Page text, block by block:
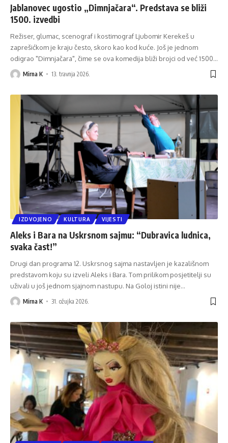
Jablanovec ugostio „Dimnjačara“. Predstava se bliži
1500. izvedbi
Režiser, glumac, scenograf i kostimograf Ljubomir Kerekeš u
zaprešićkom je kraju često, skoro kao kod kuće. Još je jednom
odigrao "Dimnjačara", čime se ova komedija bliži brojci od već 1500…
Mirna K 13. travnja 2026.
IZDVOJENO KULTURA VIJESTI
Aleks i Bara na Uskrsnom sajmu: “Dubravica ludnica,
svaka čast!”
Drugi dan programa 12. Uskrsnog sajma nastavljen je kazališnom
predstavom koju su izveli Aleks i Bara. Tom prilikom posjetitelji su
uživali u još jednom sjajnom nastupu. Na Goloj istini nije…
Mirna K 31. ožujka 2026.